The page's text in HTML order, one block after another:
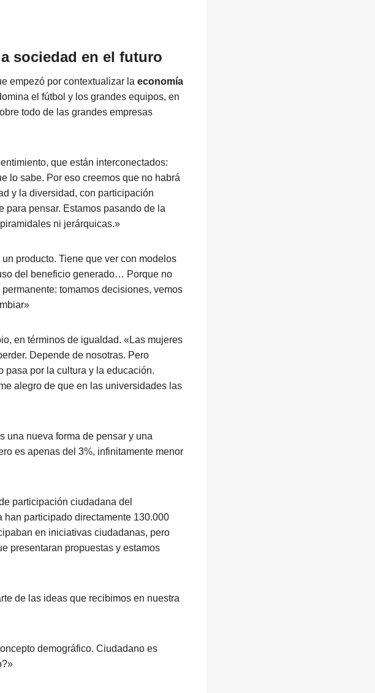
sociedad en el futuro
empezó por contextualizar la economía
el fútbol y los grandes equipos, en
todo de las grandes empresas
que están interconectados:
lo sabe. Por eso creemos que no habrá
y la diversidad, con participación
para pensar. Estamos pasando de la
ni jerárquicas.»
producto. Tiene que ver con modelos
del beneficio generado… Porque no
tomamos decisiones, vemos
en términos de igualdad. «Las mujeres
Depende de nosotras. Pero
pasa por la cultura y la educación.
alegro de que en las universidades las
una nueva forma de pensar y una
es apenas del 3%, infinitamente menor
participación ciudadana del
participado directamente 130.000
en iniciativas ciudadanas, pero
presentaran propuestas y estamos
de las ideas que recibimos en nuestra
demográfico. Ciudadano es